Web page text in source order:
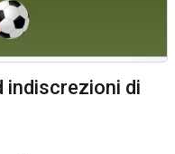
indiscrezioni di